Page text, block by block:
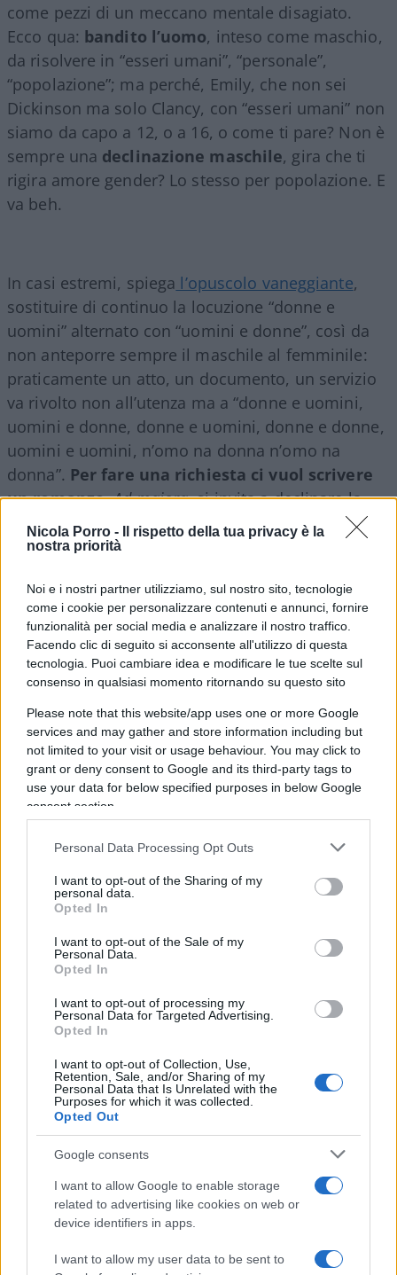
Nicola Porro -
Il rispetto della tua privacy è la
nostra priorità
Noi e i nostri partner utilizziamo, sul nostro sito, tecnologie
come i cookie per personalizzare contenuti e annunci, fornire
funzionalità per social media e analizzare il nostro traffico.
Facendo clic di seguito si acconsente all'utilizzo di questa
tecnologia. Puoi cambiare idea e modificare le tue scelte sul
consenso in qualsiasi momento ritornando su questo sito
Please note that this website/app uses one or more Google
services and may gather and store information including but
not limited to your visit or usage behaviour. You may click to
grant or deny consent to Google and its third-party tags to
use your data for below specified purposes in below Google
consent section.
Personal Data Processing Opt Outs
I want to opt-out of the Sharing of my
personal data.
Opted In
I want to opt-out of the Sale of my
Personal Data.
Opted In
I want to opt-out of processing my
Personal Data for Targeted Advertising.
Opted In
I want to opt-out of Collection, Use,
Retention, Sale, and/or Sharing of my
Personal Data that Is Unrelated with the
Purposes for which it was collected.
Opted Out
Google consents
I want to allow Google to enable storage
related to advertising like cookies on web or
device identifiers in apps.
I want to allow my user data to be sent to
come pezzi di un meccano mentale disagiato.
Ecco qua: bandito l’uomo, inteso come maschio,
da risolvere in “esseri umani”, “personale”,
“popolazione”; ma perché, Emily, che non sei
Dickinson ma solo Clancy, con “esseri umani” non
siamo da capo a 12, o a 16, o come ti pare? Non è
sempre una declinazione maschile, gira che ti
rigira amore gender? Lo stesso per popolazione. E
va beh.
In casi estremi, spiega l’opuscolo vaneggiante,
sostituire di continuo la locuzione “donne e
uomini” alternato con “uomini e donne”, così da
non anteporre sempre il maschile al femminile:
praticamente un atto, un documento, un servizio
va rivolto non all’utenza ma a “donne e uomini,
uomini e donne, donne e uomini, donne e donne,
uomini e uomini, n’omo na donna n’omo na
donna”. Per fare una richiesta ci vuol scrivere
un romanzo.Ad maiora, si invita a declinare la
carica al femminile quando la posizione è
occupata da una donna, quindi: sindaca,
però perché “la” presidente anziché uno
squillante, perentorio, stentoreo presidenta: le
cose o le fai bene o non le fai, no? Cos’è,
presidenta suona male? Ma qui mica si fa la
Crusca (anche se la si mangia), qui si fa politica! E,
mi raccomando,largo uso ed abuso di asterisco e
schwa, su un presupposto di logica scintillante:
siccome che nella lingua italiana non è prevista la
declinazione neutra, allora soccorrono i disegnini,
i simbolini di impostazione psichiatrica: nel senso
genere, o meglio non sa di che genere percepirsi,
insomma si sente né carne né pesce, al massimo
frittomisto, tu sei tenuto a sintonizzarti con
emoticon a culo per aria?, per dire, che almeno
risolve tutto e poi è icastica).
E via smarronando,
senza un domani e senza un
è tutto e si punta a farne una foresta di pazzia.
Quando si è nati per complicare le cose. Quando
invece di andare al sodo, al concreto, si girotonda
sul sesso degli angeli. Non dire quello che stai per
dire, che dopo arrivano i quereloni. Non farlo. Dì
solo, se vuoi, se puoi, che queste son le priorità of
the Piddy. Dopo Elly, solo Emily. Anzi no, c’è pure
comunala de I Piddì fiorentino, presidentA della